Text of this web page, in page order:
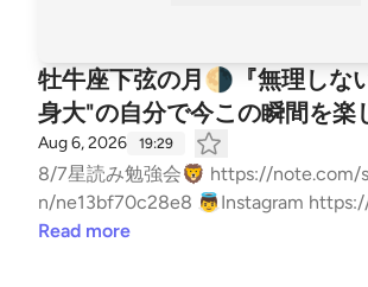
牡牛座下弦の月🌗『無理しな
身大"の自分で今この瞬間を楽
Aug 6, 2026 19:29
8/7星読み勉強会🦁 https://note.com/
n/ne13bf70c28e8 👼Instagram https://www.instagra
m.com/
Read more